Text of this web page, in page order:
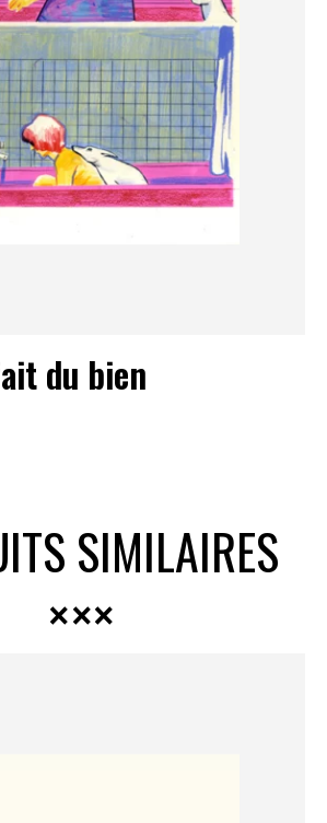
du bien
SIMILAIRES